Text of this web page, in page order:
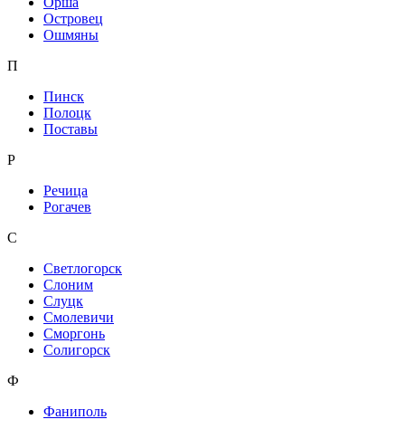
Островец
Ошмяны
П
Пинск
Полоцк
Поставы
Р
Речица
Рогачев
С
Светлогорск
Слоним
Слуцк
Смолевичи
Сморгонь
Солигорск
Ф
Фаниполь